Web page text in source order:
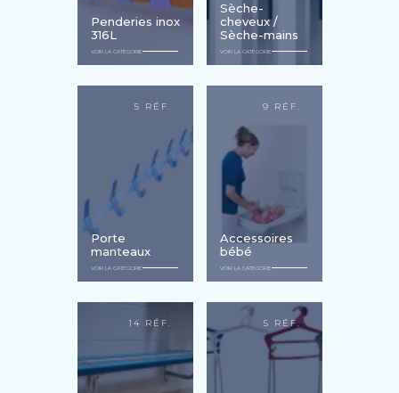
Penderies inox
316L
VOIR LA CATÉGORIE
Sèche-
cheveux /
Sèche-mains
VOIR LA CATÉGORIE
5 RÉF.
Porte
manteaux
VOIR LA CATÉGORIE
9 RÉF.
Accessoires
bébé
VOIR LA CATÉGORIE
14 RÉF. 5 RÉF.